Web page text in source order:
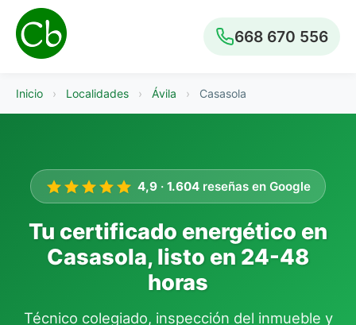
668 670 556
Inicio › Localidades › Ávila › Casasola
4,9 · 1.604 reseñas en Google
Tu certificado energético en
Casasola, listo en 24-48
horas
Técnico colegiado, inspección del inmueble y